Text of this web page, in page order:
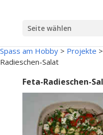
Seite wählen
Spass am Hobby > Projekte >
Radieschen-Salat
Feta-Radieschen-